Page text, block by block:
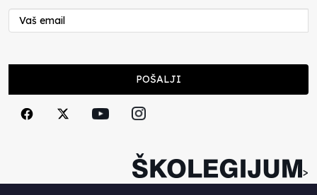
Nenad Veličković
29.10.2024
Cuke i djeca
Smiljana Vovna
POŠALJI
>